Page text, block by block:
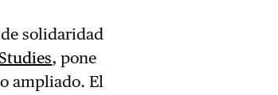
solidaridad
, pone
ampliado. El